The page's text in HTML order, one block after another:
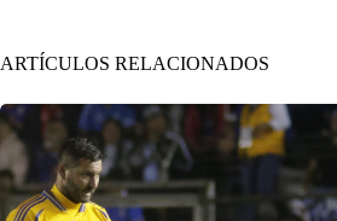
ARTÍCULOS RELACIONADOS